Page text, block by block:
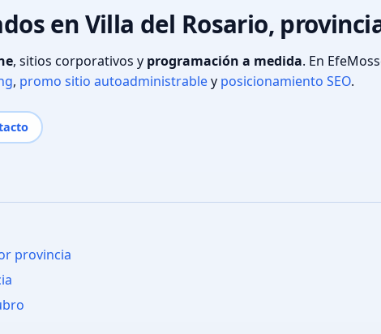
en Villa del Rosario,
, sitios corporativos y programación a medida. En
, promo sitio autoadministrabley posicionamiento SEO.
provincia